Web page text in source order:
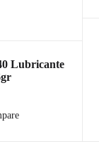
Lubricante